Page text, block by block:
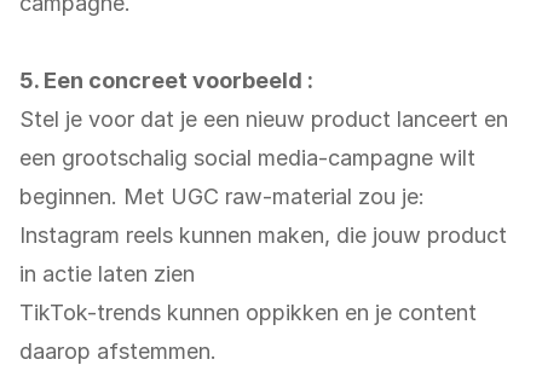
5. Een concreet voorbeeld :
Stel je voor dat je een nieuw product lanceert en
een grootschalig social media-campagne wilt
beginnen. Met UGC raw-material zou je:
Instagram reels kunnen maken, die jouw product
in actie laten zien
TikTok-trends kunnen oppikken en je content
daarop afstemmen.